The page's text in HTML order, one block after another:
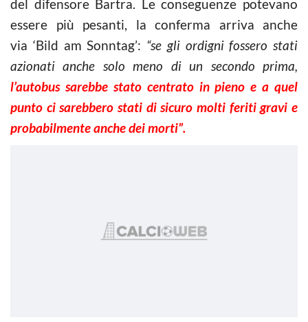
del difensore Bartra. Le conseguenze potevano
essere più pesanti, la conferma arriva anche
via ‘Bild am Sonntag’: “se gli ordigni fossero stati
azionati anche solo meno di un secondo prima,
l’autobus sarebbe stato centrato in pieno e a quel
punto ci sarebbero stati di sicuro molti feriti gravi e
probabilmente anche dei morti”.